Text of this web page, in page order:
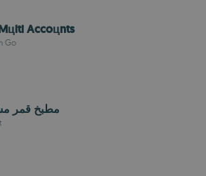
Accoцnts
Go
مطبخ قمر